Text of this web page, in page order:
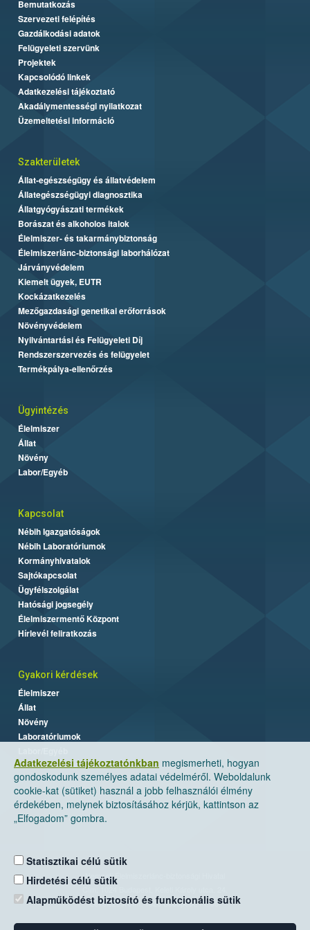
Adatkezelési tájékoztatónkban megismerheti, hogyan
gondoskodunk személyes adatai védelméről. Weboldalunk
cookie-kat (sütiket) használ a jobb felhasználói élmény
érdekében, melynek biztosításához kérjük, kattintson az
„Elfogadom” gombra.
Statisztikai célú sütik
Hirdetési célú sütik
Alapműködést biztosító és funkcionális sütik
Bemutatkozás
Szervezeti felépítés
Gazdálkodási adatok
Felügyeleti szervünk
Projektek
Kapcsolódó linkek
Adatkezelési tájékoztató
Akadálymentességi nyilatkozat
Üzemeltetési információ
Szakterületek
Állat-egészségügy és állatvédelem
Állategészségügyi diagnosztika
Állatgyógyászati termékek
Borászat és alkoholos italok
Élelmiszer- és takarmánybiztonság
Élelmiszerlánc-biztonsági laborhálózat
Járványvédelem
Kiemelt ügyek, EUTR
Kockázatkezelés
Mezőgazdasági genetikai erőforrások
Növényvédelem
Nyilvántartási és Felügyeleti Díj
Rendszerszervezés és felügyelet
Termékpálya-ellenőrzés
Ügyintézés
Élelmiszer
Állat
Növény
Labor/Egyéb
Kapcsolat
Nébih Igazgatóságok
Nébih Laboratóriumok
Kormányhivatalok
Sajtókapcsolat
Ügyfélszolgálat
Hatósági jogsegély
Élelmiszermentő Központ
Hírlevél feliratkozás
Gyakori kérdések
Élelmiszer
Állat
Növény
Laboratóriumok
Nemzeti Élelmiszerlánc-biztonsági Hivatal
Levelezési cím: 1525 Budapest. Pf. 30.